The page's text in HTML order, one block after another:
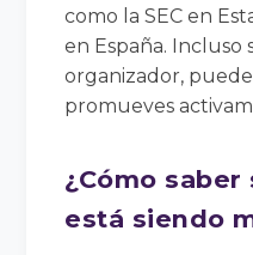
como la SEC en
en España. Incluso
organizador,
promueves
¿Cómo
está siendo